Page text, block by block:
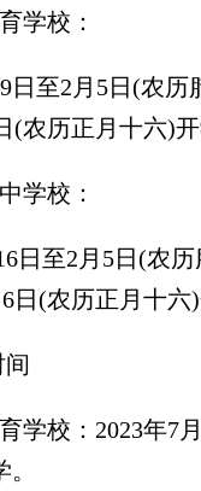
校：
至2月5日(农历
(农历正月十六)开
校：
至2月5日(农历
日(农历正月十六)
校：2023年7月